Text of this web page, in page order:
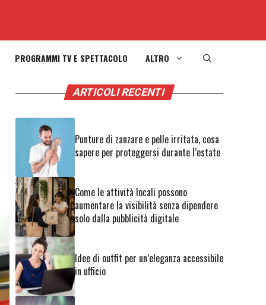
PROGRAMMI TV E SPETTACOLO ALTRO
ARTICOLI RECENTI
Punture di zanzare e pelle irritata, cosa
sapere per proteggersi durante l’estate
Come le attività locali possono
aumentare la visibilità senza dipendere
solo dalla pubblicità digitale
Idee di outfit per un’eleganza accessibile
in ufficio